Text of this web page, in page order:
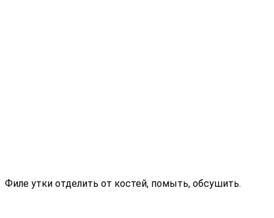
Филе утки отделить от костей, помыть, обсушить.